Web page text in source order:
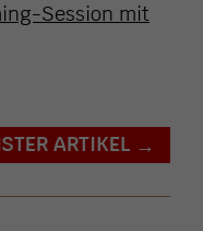
Session mit
ARTIKEL →